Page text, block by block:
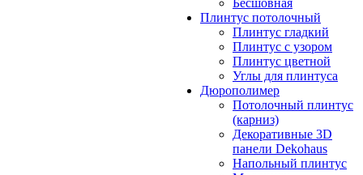
Бесшовная
Плинтус потолочный
Плинтус гладкий
Плинтус с узором
Плинтус цветной
Углы для плинтуса
Дюрополимер
Потолочный плинтус
(карниз)
Декоративные 3D
панели Dekohaus
Напольный плинтус